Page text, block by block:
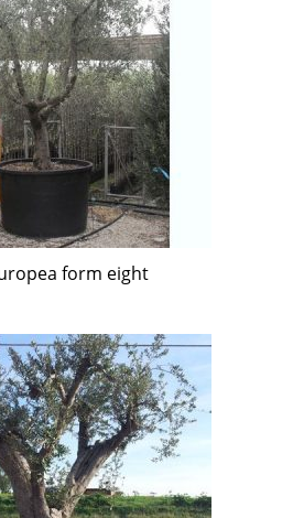
form eight